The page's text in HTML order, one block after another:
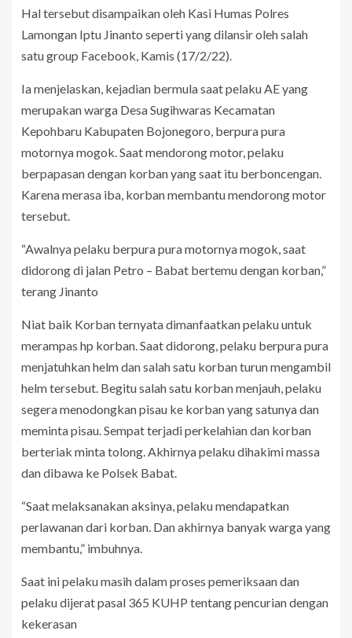
Hal tersebut disampaikan oleh Kasi Humas Polres
Lamongan Iptu Jinanto seperti yang dilansir oleh salah
satu group Facebook, Kamis (17/2/22).
Ia menjelaskan, kejadian bermula saat pelaku AE yang
merupakan warga Desa Sugihwaras Kecamatan
Kepohbaru Kabupaten Bojonegoro, berpura pura
motornya mogok. Saat mendorong motor, pelaku
berpapasan dengan korban yang saat itu berboncengan.
Karena merasa iba, korban membantu mendorong motor
tersebut.
“Awalnya pelaku berpura pura motornya mogok, saat
didorong di jalan Petro – Babat bertemu dengan korban,”
terang Jinanto
Niat baik Korban ternyata dimanfaatkan pelaku untuk
merampas hp korban. Saat didorong, pelaku berpura pura
menjatuhkan helm dan salah satu korban turun mengambil
helm tersebut. Begitu salah satu korban menjauh, pelaku
segera menodongkan pisau ke korban yang satunya dan
meminta pisau. Sempat terjadi perkelahian dan korban
berteriak minta tolong. Akhirnya pelaku dihakimi massa
dan dibawa ke Polsek Babat.
“Saat melaksanakan aksinya, pelaku mendapatkan
perlawanan dari korban. Dan akhirnya banyak warga yang
membantu,” imbuhnya.
Saat ini pelaku masih dalam proses pemeriksaan dan
pelaku dijerat pasal 365 KUHP tentang pencurian dengan
kekerasan